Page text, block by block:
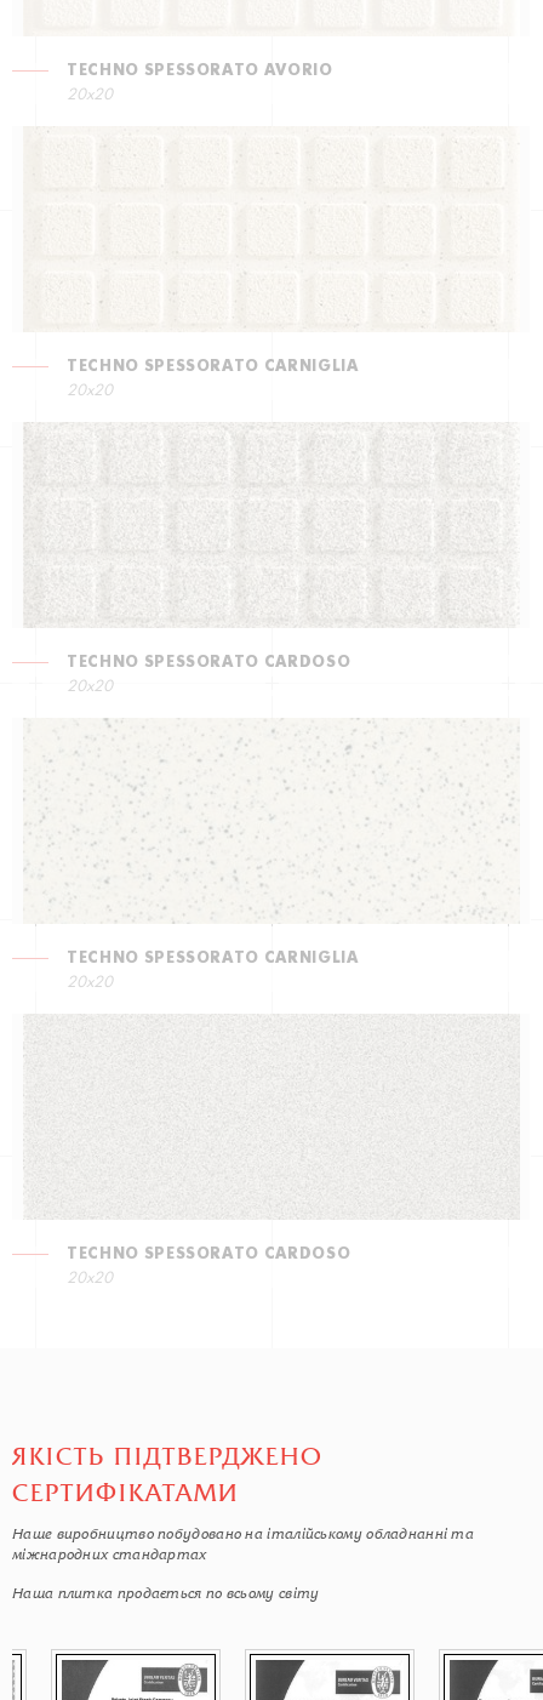
TECHNO SPESSORATO AVORIO
20x20
TECHNO SPESSORATO CARNIGLIA
20x20
TECHNO SPESSORATO CARDOSO
20x20
TECHNO SPESSORATO CARNIGLIA
20x20
TECHNO SPESSORATO CARDOSO
20x20
ЯКІСТЬ ПІДТВЕРДЖЕНО
СЕРТИФІКАТАМИ
Наше виробництво побудовано на італійському обладнанні та
міжнародних стандартах
Наша плитка продається по всьому світу